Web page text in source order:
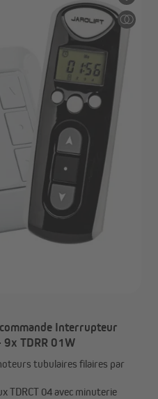
Interrupteur
9x TDRR 01W
tubulaires filaires par
TDRCT 04 avec minuterie